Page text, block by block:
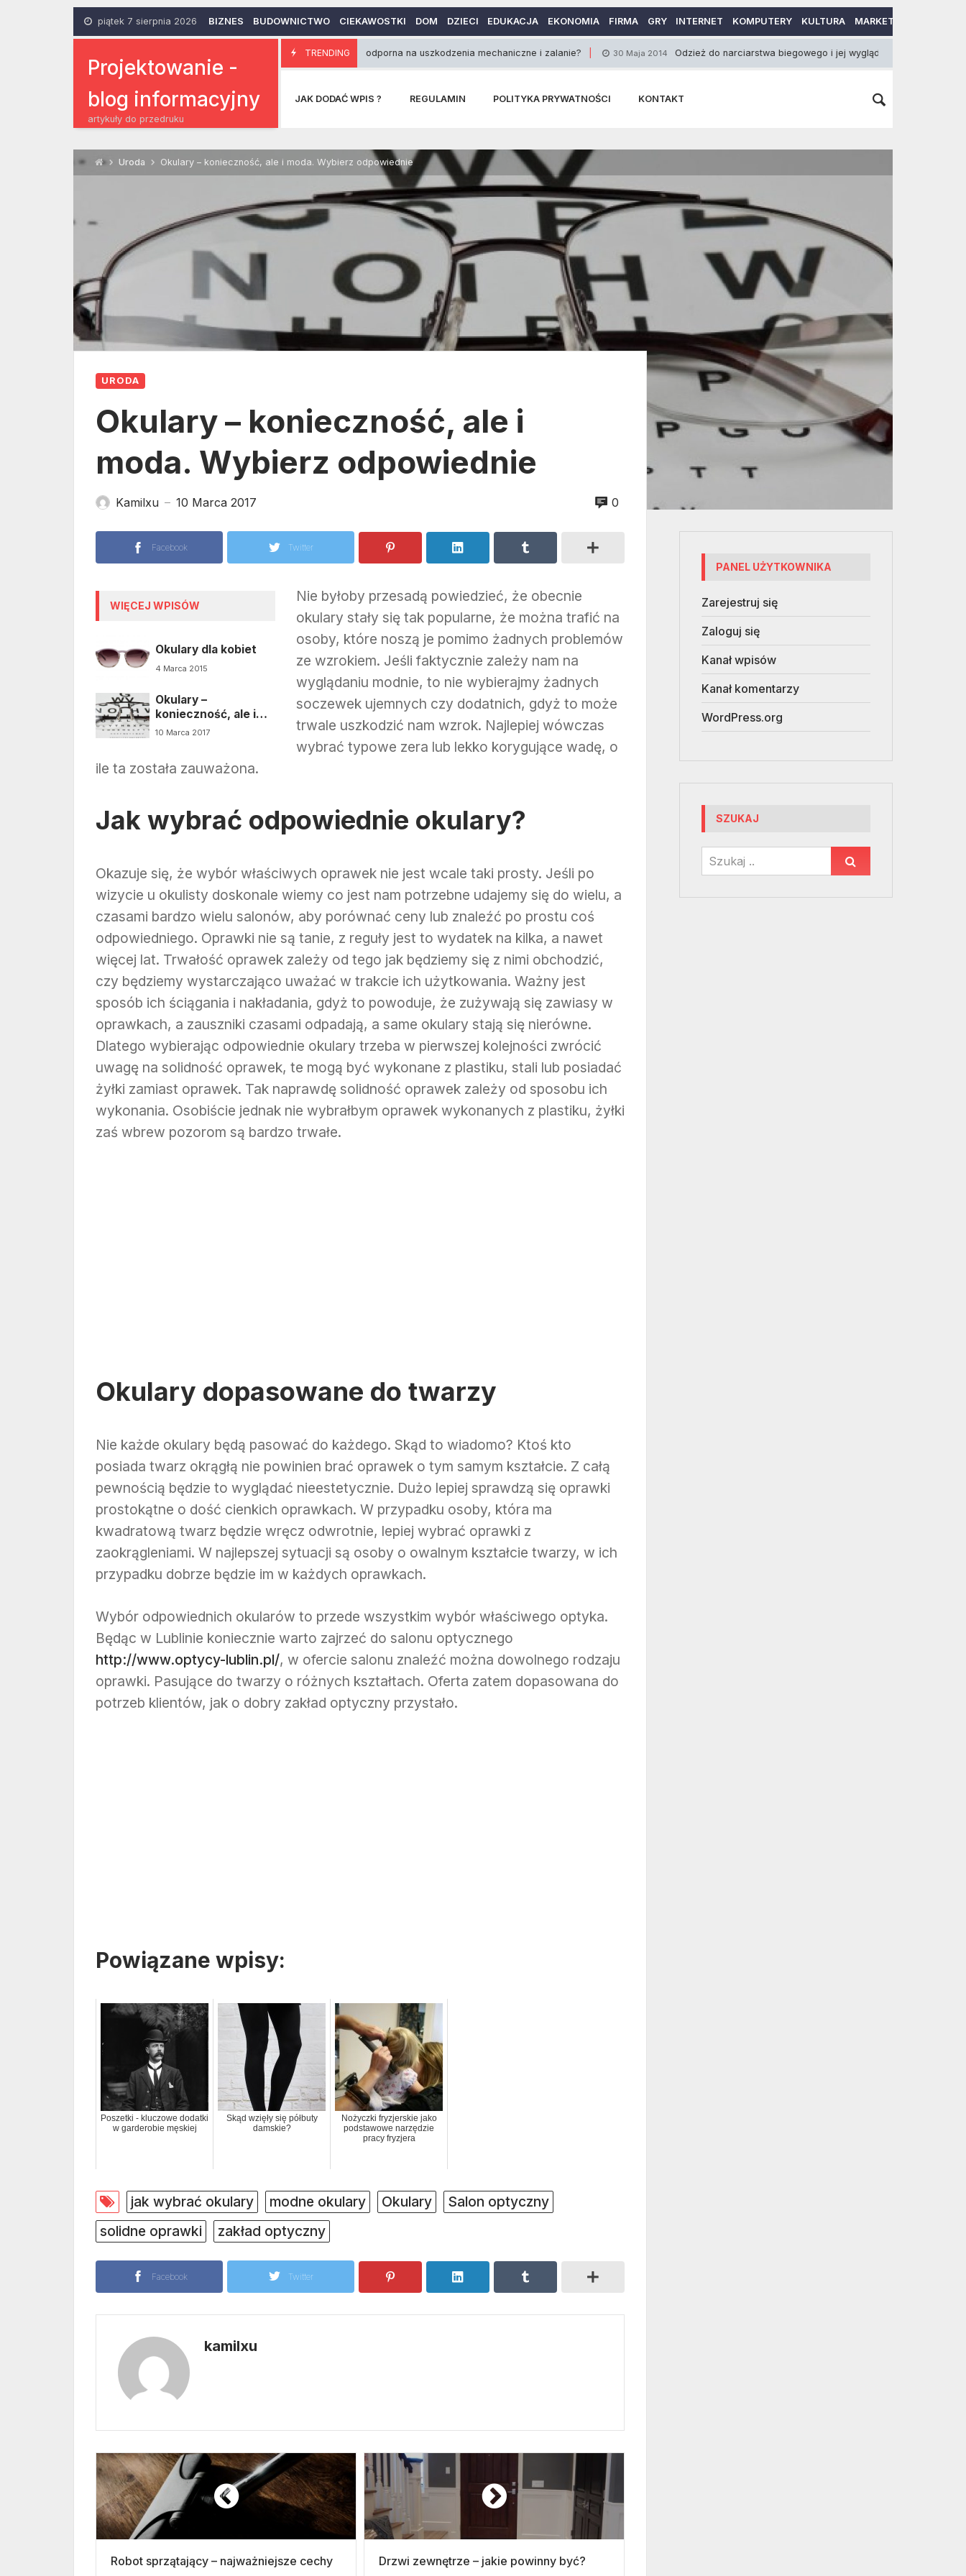
piątek 7 sierpnia 2026 BIZNES BUDOWNICTWO CIEKAWOSTKI DOM DZIECI EDUKACJA EKONOMIA FIRMA GRY INTERNET KOMPUTERY KULTURA MARKETING
Projektowanie -
blog informacyjny
artykuły do przedruku
TRENDING
Elektronika odporna na uszkodzenia mechaniczne i zalanie? 30 Maja 2014 Odzież do narciarstwa biegowego i jej wygląd 26 Sierpnia 2014
JAK DODAĆ WPIS ? REGULAMIN POLITYKA PRYWATNOŚCI KONTAKT
Uroda Okulary – konieczność, ale i moda. Wybierz odpowiednie
URODA
Okulary – konieczność, ale i
moda. Wybierz odpowiednie
Kamilxu — 10 Marca 2017 0
Facebook Twitter
WIĘCEJ WPISÓW
Okulary dla kobiet
4 Marca 2015
Okulary –
konieczność, ale i
moda. Wybierz
10 Marca 2017
Nie byłoby przesadą powiedzieć, że obecnie
okulary stały się tak popularne, że można trafić na
osoby, które noszą je pomimo żadnych problemów
ze wzrokiem. Jeśli faktycznie zależy nam na
wyglądaniu modnie, to nie wybierajmy żadnych
soczewek ujemnych czy dodatnich, gdyż to może
trwale uszkodzić nam wzrok. Najlepiej wówczas
wybrać typowe zera lub lekko korygujące wadę, o
ile ta została zauważona.
Jak wybrać odpowiednie okulary?
Okazuje się, że wybór właściwych oprawek nie jest wcale taki prosty. Jeśli po
wizycie u okulisty doskonale wiemy co jest nam potrzebne udajemy się do wielu, a
czasami bardzo wielu salonów, aby porównać ceny lub znaleźć po prostu coś
odpowiedniego. Oprawki nie są tanie, z reguły jest to wydatek na kilka, a nawet
więcej lat. Trwałość oprawek zależy od tego jak będziemy się z nimi obchodzić,
czy będziemy wystarczająco uważać w trakcie ich użytkowania. Ważny jest
sposób ich ściągania i nakładania, gdyż to powoduje, że zużywają się zawiasy w
oprawkach, a zauszniki czasami odpadają, a same okulary stają się nierówne.
Dlatego wybierając odpowiednie okulary trzeba w pierwszej kolejności zwrócić
uwagę na solidność oprawek, te mogą być wykonane z plastiku, stali lub posiadać
żyłki zamiast oprawek. Tak naprawdę solidność oprawek zależy od sposobu ich
wykonania. Osobiście jednak nie wybrałbym oprawek wykonanych z plastiku, żyłki
zaś wbrew pozorom są bardzo trwałe.
Okulary dopasowane do twarzy
Nie każde okulary będą pasować do każdego. Skąd to wiadomo? Ktoś kto
posiada twarz okrągłą nie powinien brać oprawek o tym samym kształcie. Z całą
pewnością będzie to wyglądać nieestetycznie. Dużo lepiej sprawdzą się oprawki
prostokątne o dość cienkich oprawkach. W przypadku osoby, która ma
kwadratową twarz będzie wręcz odwrotnie, lepiej wybrać oprawki z
zaokrągleniami. W najlepszej sytuacji są osoby o owalnym kształcie twarzy, w ich
przypadku dobrze będzie im w każdych oprawkach.
Wybór odpowiednich okularów to przede wszystkim wybór właściwego optyka.
Będąc w Lublinie koniecznie warto zajrzeć do salonu optycznego
http://www.optycy-lublin.pl/, w ofercie salonu znaleźć można dowolnego rodzaju
oprawki. Pasujące do twarzy o różnych kształtach. Oferta zatem dopasowana do
potrzeb klientów, jak o dobry zakład optyczny przystało.
Powiązane wpisy:
Poszetki - kluczowe dodatki
w garderobie męskiej
Skąd wzięły się półbuty
damskie?
Nożyczki fryzjerskie jako
podstawowe narzędzie
pracy fryzjera
jak wybrać okulary modne okulary Okulary
Salon optyczny
solidne oprawki
zakład optyczny
Facebook Twitter
kamilxu
Robot sprzątający – najważniejsze cechy Drzwi zewnętrze – jakie powinny być?
PANEL UŻYTKOWNIKA
Zarejestruj się
Zaloguj się
Kanał wpisów
Kanał komentarzy
WordPress.org
SZUKAJ